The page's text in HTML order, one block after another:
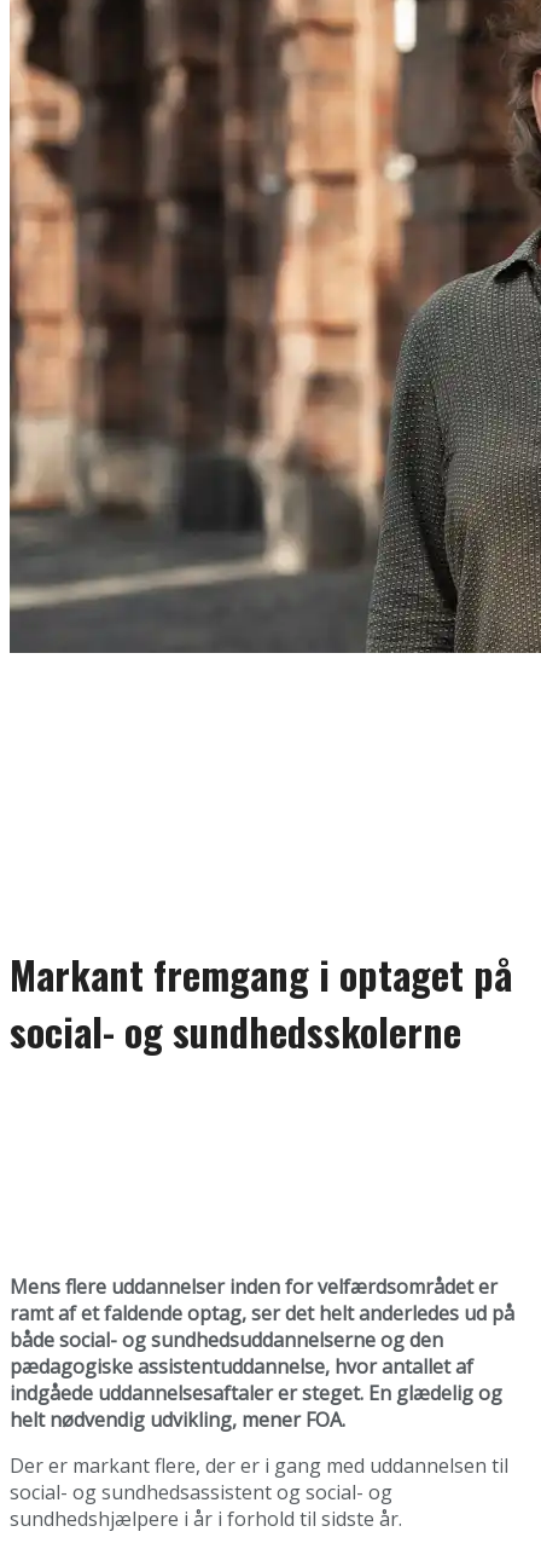
Markant fremgang i optaget på
social- og sundhedsskolerne
Mens flere uddannelser inden for velfærdsområdet er
ramt af et faldende optag, ser det helt anderledes ud på
både social- og sundhedsuddannelserne og den
pædagogiske assistentuddannelse, hvor antallet af
indgåede uddannelsesaftaler er steget. En glædelig og
helt nødvendig udvikling, mener FOA.
Der er markant flere, der er i gang med uddannelsen til
social- og sundhedsassistent og social- og
sundhedshjælpere i år i forhold til sidste år.